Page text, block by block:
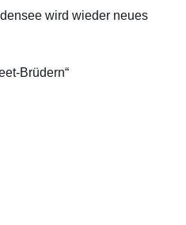
wird wieder neues